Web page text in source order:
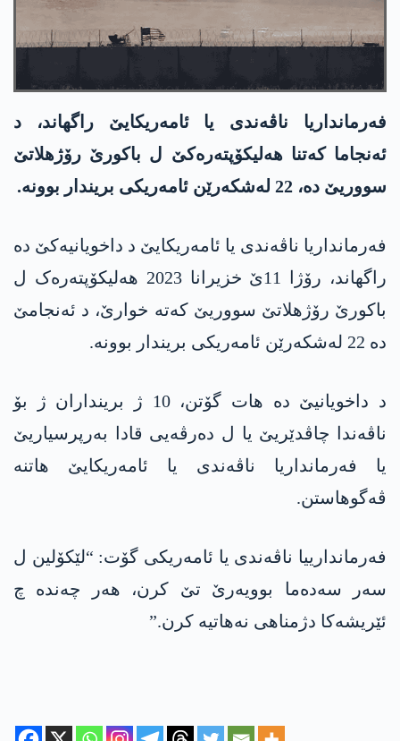
فەرمانداریا ناڤەندی یا ئامەریکایێ راگھاند، د
ئەنجاما کەتنا ھەلیکۆپتەرەکێ ل باکورێ رۆژھلاتێ
سووریێ دە، 22 لەشکەرێن ئامەریکی بریندار بوونە.
فەرمانداریا ناڤەندی یا ئامەریکایێ د داخویانیەکێ دە
راگھاند، رۆژا 11ێ خزیرانا 2023 ھەلیکۆپتەرەک ل
باکورێ رۆژھلاتێ سووریێ کەتە خوارێ، د ئەنجامێ
دە 22 لەشکەرێن ئامەریکی بریندار بوونە.
د داخویانیێ دە ھات گۆتن، 10 ژ برینداران ژ بۆ
ناڤەندا چاڤدێریێ یا ل دەرڤەیی قادا بەرپرسیاریێ
یا فەرمانداریا ناڤەندی یا ئامەریکایێ ھاتنە
ڤەگوھاستن.
فەرماندارییا ناڤەندی یا ئامەریکی گۆت: “لێکۆلین ل
سەر سەدەما بوویەرێ تێ کرن، ھەر چەندە چ
ئێریشەکا دژمناھی نەھاتیە کرن.”